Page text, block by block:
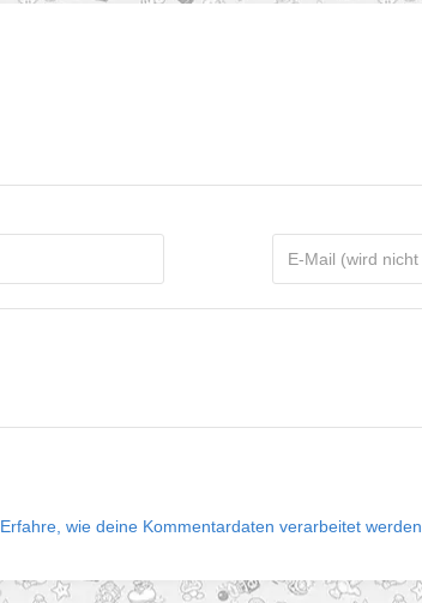
Erfahre, wie deine Kommentardaten verarbeitet werden.